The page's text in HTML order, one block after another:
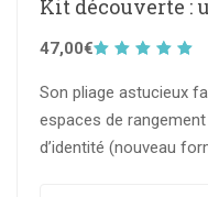
Kit découverte :
47,00€Note
5
Son pliage astucieux
espaces de
d’identité (nouveau